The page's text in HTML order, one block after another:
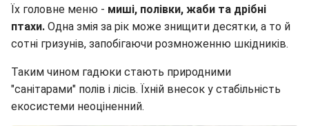
Їх головне меню - миші, полівки, жаби та дрібні
птахи. Одна змія за рік може знищити десятки, а то й
сотні гризунів, запобігаючи розмноженню шкідників.
Таким чином гадюки стають природними
"санітарами" полів і лісів. Їхній внесок у стабільність
екосистеми неоціненний.